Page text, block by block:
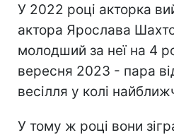
У 2022 році акторка
актора Ярослава
молодший за неї на 4
вересня 2023 - пара
весілля у колі
У тому ж році вони